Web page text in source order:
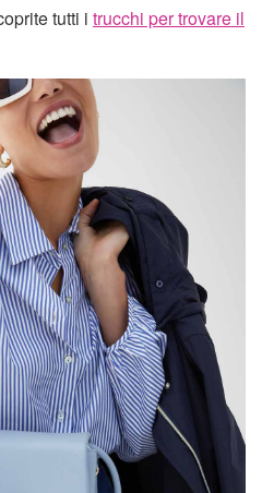
tutti i trucchi per trovare il